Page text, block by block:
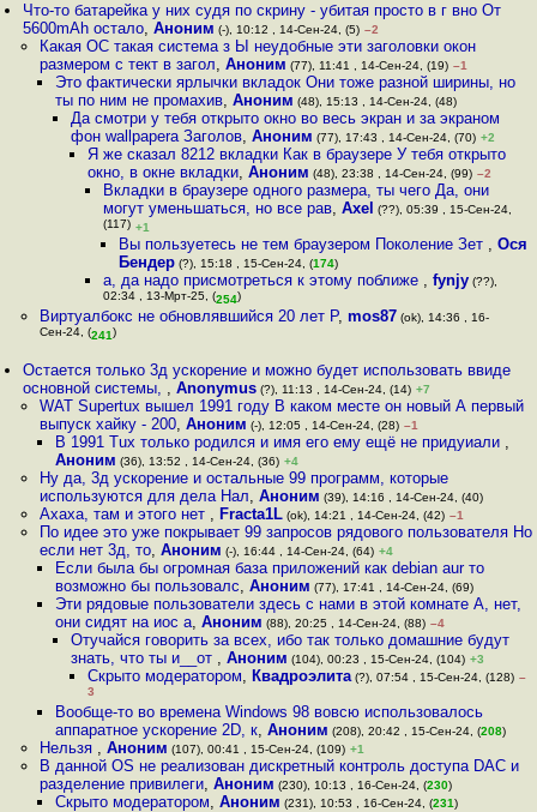
Что-то батарейка у них судя по скрину - убитая просто в г вно От
5600mAh остало,Аноним (-), 10:12 , 14-Сен-24, (5) –2
Какая ОС такая система з Ы неудобные эти заголовки окон
размером с тект в загол, Аноним (77), 11:41 , 14-Сен-24, (19) –1
Это фактически ярлычки вкладок Они тоже разной ширины, но
ты по ним не промахив, Аноним (48), 15:13 , 14-Сен-24, (48)
Да смотри у тебя открыто окно во весь экран и за экраном
фон wallpapera Заголов,Аноним (77), 17:43 , 14-Сен-24, (70) +2
Я же сказал 8212 вкладки Как в браузере У тебя открыто
окно, в окне вкладки, Аноним (48), 23:38 , 14-Сен-24, (99) –2
Вкладки в браузере одного размера, ты чего Да, они
могут уменьшаться, но все рав, Axel (??), 05:39 , 15-Сен-24,
(117) +1
Вы пользуетесь не тем браузером Поколение Зет ,Ося
Бендер (?), 15:18 , 15-Сен-24, (174)
а, да надо присмотреться к этому поближе , fynjy(??),
02:34 , 13-Мрт-25, (254)
Виртуалбокс не обновлявшийся 20 лет Р, mos87(ok), 14:36 , 16-
Сен-24, (241)
Остается только 3д ускорение и можно будет использовать ввиде
основной системы, ,Anonymus (?), 11:13 , 14-Сен-24, (14) +7
WAT Supertux вышел 1991 году В каком месте он новый А первый
выпуск хайку - 200, Аноним (-), 12:05 , 14-Сен-24, (28) –1
В 1991 Tux только родился и имя его ему ещё не придуиали ,
Аноним (36), 13:52 , 14-Сен-24, (36) +4
Ну да, 3д ускорение и остальные 99 программ, которые
используются для дела Нал, Аноним (39), 14:16 , 14-Сен-24, (40)
Ахаха, там и этого нет , Fracta1L(ok), 14:21 , 14-Сен-24, (42) –1
По идее это уже покрывает 99 запросов рядового пользователя Но
если нет 3д, то, Аноним (-), 16:44 , 14-Сен-24, (64) +4
Если была бы огромная база приложений как debian aur то
возможно бы пользовалс, Аноним (77), 17:41 , 14-Сен-24, (69)
Эти рядовые пользователи здесь с нами в этой комнате А, нет,
они сидят на иос а, Аноним (88), 20:25 , 14-Сен-24, (88) –4
Отучайся говорить за всех, ибо так только домашние будут
знать, что ты и__от ,Аноним (104), 00:23 , 15-Сен-24, (104) +3
Скрыто модератором, Квадроэлита(?), 07:54 , 15-Сен-24, (128) –
3
Вообще-то во времена Windows 98 вовсю использовалось
аппаратное ускорение 2D, к, Аноним (208), 20:42 , 15-Сен-24, (208)
Нельзя , Аноним (107), 00:41 , 15-Сен-24, (109) +1
В данной OS не реализован дискретный контроль доступа DAC и
разделение привилеги, Аноним (230), 10:13 , 16-Сен-24, (230)
Скрыто модератором, Аноним (231), 10:53 , 16-Сен-24, (231)